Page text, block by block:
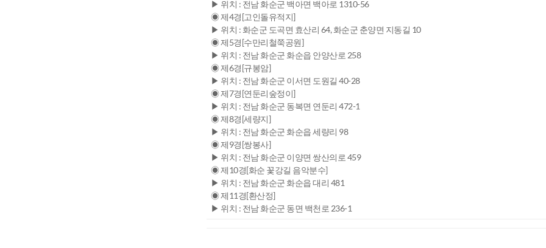
▶ 위치 : 전남 화순군 백아면 백아로 1310-56
◉ 제4경[고인돌유적지]
▶ 위치 : 화순군 도곡면 효산리 64, 화순군 춘양면 지동길 10
◉ 제5경[수만리철쭉공원]
▶ 위치 : 전남 화순군 화순읍 안양산로 258
◉ 제6경[규봉암]
▶ 위치 : 전남 화순군 이서면 도원길 40-28
◉ 제7경[연둔리숲정이]
▶ 위치 : 전남 화순군 동복면 연둔리 472-1
◉ 제8경[세량지]
▶ 위치 : 전남 화순군 화순읍 세량리 98
◉ 제9경[쌍봉사]
▶ 위치 : 전남 화순군 이양면 쌍산의로 459
◉ 제10경[화순 꽃강길 음악분수]
▶ 위치 : 전남 화순군 화순읍 대리 481
◉ 제11경[환산정]
▶ 위치 : 전남 화순군 동면 백천로 236-1